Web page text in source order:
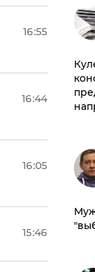
16:55
16:44
16:05
15:46